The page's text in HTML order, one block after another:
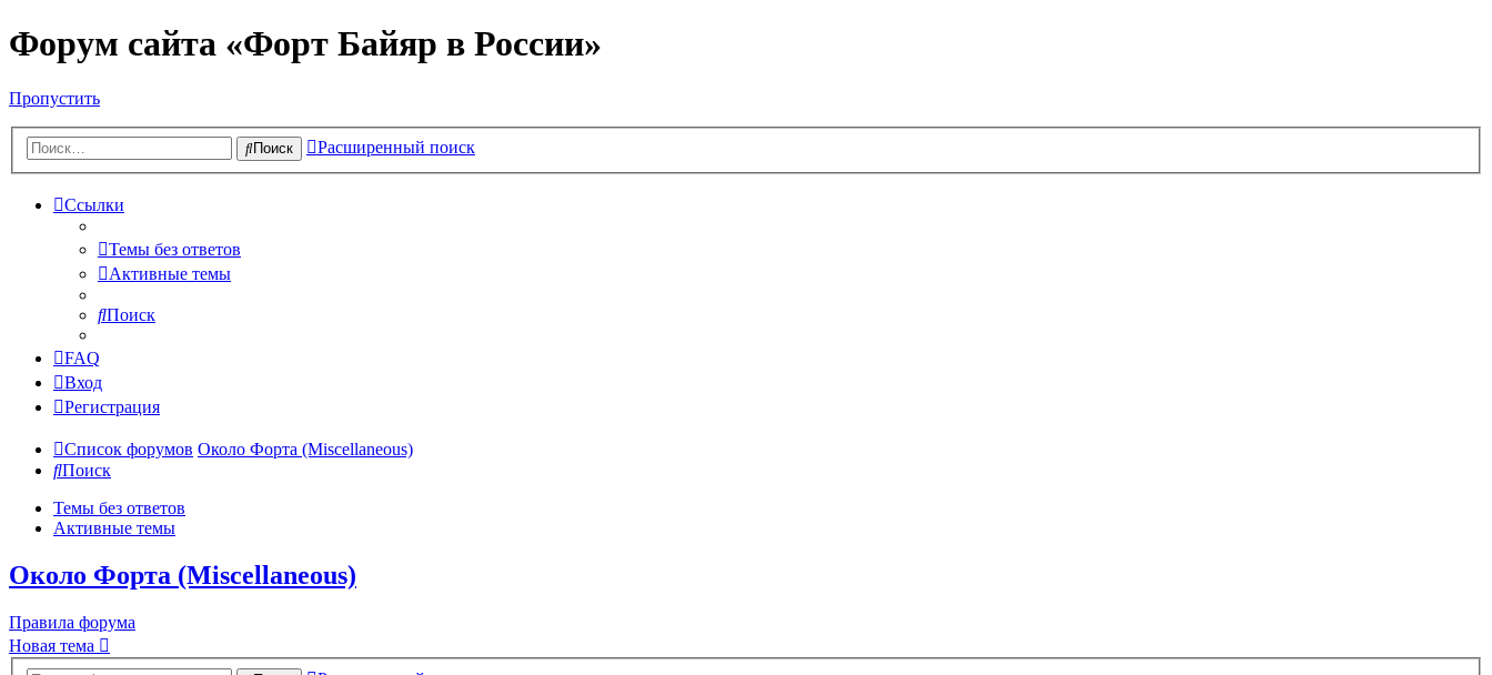
Форум сайта «Форт Байяр в России»
Пропустить
Поиск Расширенный поиск
Ссылки
Темы без ответов
Активные темы
Поиск
FAQ
Вход
Регистрация
Список форумов Около Форта (Miscellaneous)
Поиск
Темы без ответов
Активные темы
Около Форта (Miscellaneous)
Правила форума
Новая тема